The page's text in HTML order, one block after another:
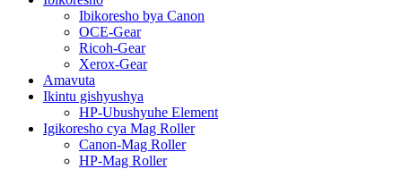
Ibikoresho bya Canon
OCE-Gear
Ricoh-Gear
Xerox-Gear
Amavuta
Ikintu gishyushya
HP-Ubushyuhe Element
Igikoresho cya Mag Roller
Canon-Mag Roller
HP-Mag Roller